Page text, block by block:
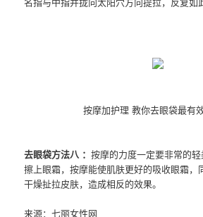
按摩加护理 教你去眼袋最有
去眼袋方法八 ：按摩的力度一定要非常的
擦上眼霜，按摩能使肌肤更好的吸收眼霜，
干燥扯拉皮肤，造成相反的效果。
来源：七丽女性网